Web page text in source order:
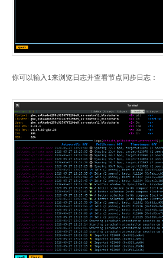
你可以输入1来浏览日志并查看节点同步日志：